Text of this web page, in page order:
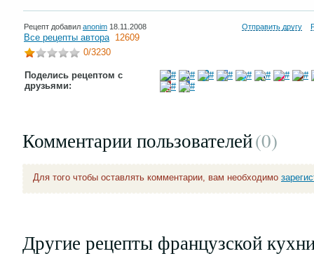
Рецепт добавил anonim 18.11.2008 Отправить другу
Все рецепты автора 12609
0/3230
Поделись рецептом с
друзьями:
Комментарии пользователей(0)
Для того чтобы оставлять комментарии, вам необходимо
Другие рецепты французской